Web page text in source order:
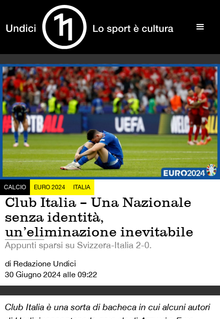
CALCIO EURO 2024 ITALIA
Club Italia – Una Nazionale
senza identità,
un’eliminazione inevitabile
Appunti sparsi su Svizzera-Italia 2-0.
di Redazione Undici
30 Giugno 2024 alle 09:22
Club Italia è una sorta di bacheca in cui alcuni autori